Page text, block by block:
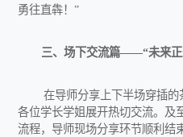
勇往直犇！”
三、场下交流篇——“未来正
在导师分享上下半场穿插
各位学长学姐展开热切交流。及
流程，导师现场分享环节顺利结